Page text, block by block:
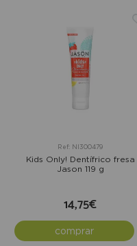
Ref: NI300479
Kids Only! Dentífrico fresa
Jason 119 g
14,75€
comprar